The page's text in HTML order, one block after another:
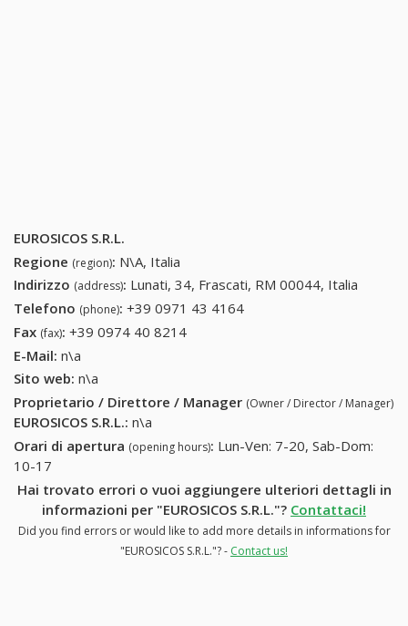
EUROSICOS S.R.L.
Regione (region): N\A, Italia
Indirizzo (address): Lunati, 34, Frascati, RM 00044, Italia
Telefono (phone): +39 0971 43 4164
Fax (fax): +39 0974 40 8214
E-Mail: n\a
Sito web: n\a
Proprietario / Direttore / Manager (Owner / Director / Manager)
EUROSICOS S.R.L.: n\a
Orari di apertura (opening hours): Lun-Ven: 7-20, Sab-Dom:
10-17
Hai trovato errori o vuoi aggiungere ulteriori dettagli in
informazioni per "EUROSICOS S.R.L."? Contattaci!
Did you find errors or would like to add more details in informations for
"EUROSICOS S.R.L."? - Contact us!